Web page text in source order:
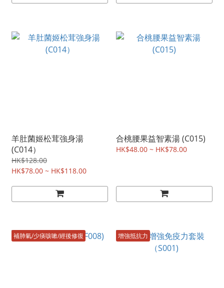
羊肚菌姬松茸強身湯
(C014）
HK$128.00
HK$78.00 ~ HK$118.00
合桃腰果益智素湯 (C015)
HK$48.00 ~ HK$78.00
補肺氣/少痰咳嗽/經後修復 增強抵抗力